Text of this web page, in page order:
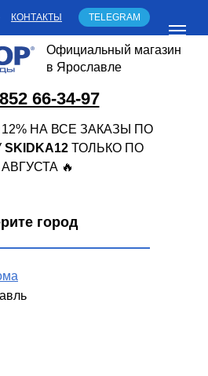
66-34-97
Официальный магазин
в Ярославле
НА ВСЕ ЗАКАЗЫ ПО
SKIDKA12 ТОЛЬКО ПО
АВГУСТА 🔥
КОНТАКТЫ TELEGRAM
город